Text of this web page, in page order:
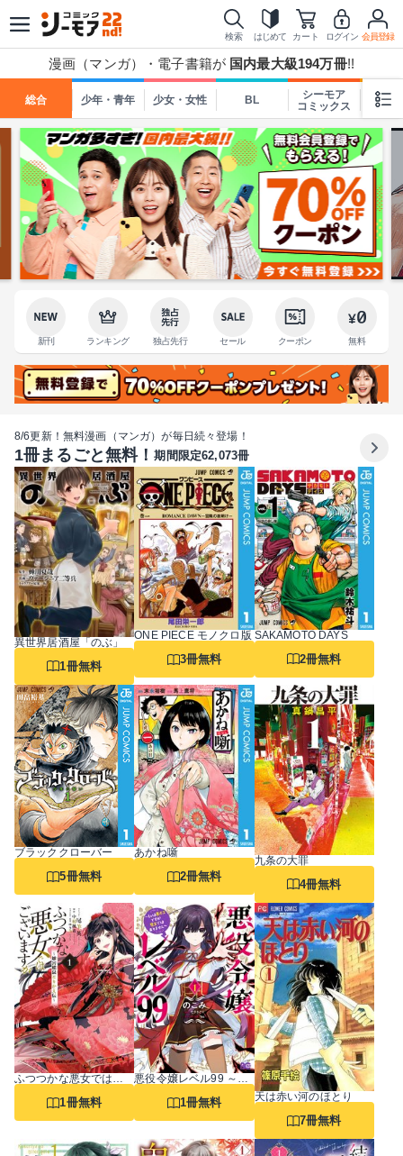
検索 はじめて カート ログイン 会員登録
漫画（マンガ）・電子書籍が 国内最大級194万冊!!
総合 少年・青年 少女・女性 BL
シーモア
コミックス
TL
新刊 ランキング 独占先行 セール クーポン 無料
8/6更新！無料漫画（マンガ）が毎日続々登場！
1冊まるごと無料！期間限定62,073冊
異世界居酒屋「のぶ」
1冊無料
ONE PIECE モノクロ版
3冊無料
SAKAMOTO DAYS
2冊無料
ブラッククローバー
5冊無料
あかね噺
2冊無料
九条の大罪
4冊無料
ふつつかな悪女ではございますが ～雛宮蝶鼠とりかえ伝～
1冊無料
悪役令嬢レベル99 ～私は裏ボスですが魔王ではありません～
1冊無料 天は赤い河のほとり
7冊無料